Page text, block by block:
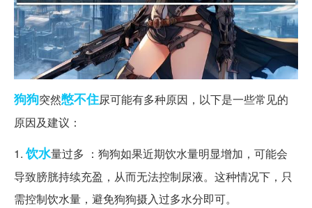
狗狗突然憋不住尿可能有多种原因，以下是一些常见的
原因及建议：
1.饮水量过多 ：狗狗如果近期饮水量明显增加，可能会
导致膀胱持续充盈，从而无法控制尿液。这种情况下，只
需控制饮水量，避免狗狗摄入过多水分即可。